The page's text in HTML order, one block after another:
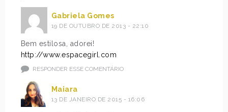
Gabriela Gomes
19 DE OUTUBRO DE 2013 - 22:10
Bem estilosa, adorei!
http://www.espacegirl.com
RESPONDER ESSE COMENTÁRIO
Maiara
13 DE JANEIRO DE 2015 - 16:06